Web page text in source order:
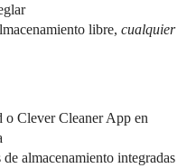
libre, cualquier
Clever Cleaner App en
almacenamiento integradas